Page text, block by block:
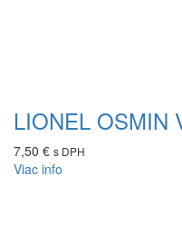
LIONEL OSMIN
7,50 € s DPH
Viac info